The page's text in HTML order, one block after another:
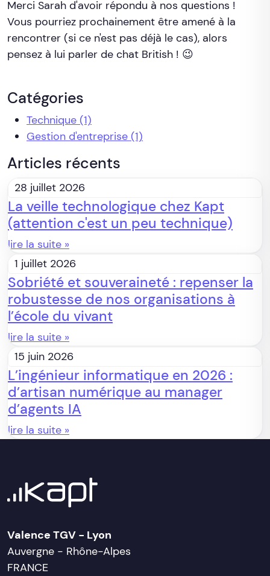
Merci Sarah d'avoir répondu à nos questions !
Vous pourriez prochainement être amené à la
rencontrer (si ce n'est pas déjà le cas), alors
pensez à lui parler de chat British ! 😉
Catégories
Technique (1)
Gestion d'entreprise (1)
Articles récents
28 juillet 2026
La veille technologique chez Kapt
(attention c'est un peu technique)
lire la suite »
1 juillet 2026
Sobriété et souveraineté : repenser la
robustesse de nos organisations à
l’école du vivant
lire la suite »
15 juin 2026
L’ingénieur informatique en 2026 :
d’artisan numérique au manager
d’agents IA
lire la suite »
Valence TGV - Lyon
Auvergne - Rhône-Alpes
FRANCE